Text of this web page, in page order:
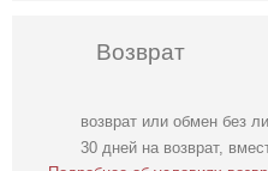
Возврат
возврат или обмен без
30 дней на возврат,
Коктейльное
короткое платье-